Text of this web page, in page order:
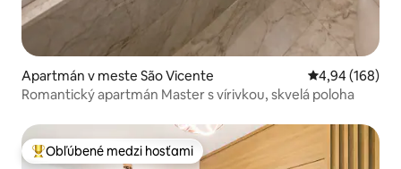
Apartmán v meste São Vicente Priemerné
4,94 (168)
Romantický apartmán Master s vírivkou, skvelá poloha
Najobľúbenejšie medzi hosťami
Obľúbené medzi hosťami